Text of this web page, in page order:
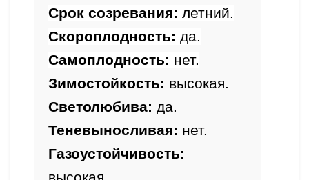
Срок созревания: летний.
Скороплодность: да.
Самоплодность: нет.
Зимостойкость: высокая.
Светолюбива: да.
Теневыносливая: нет.